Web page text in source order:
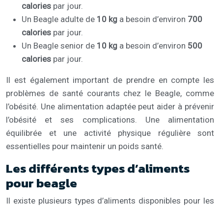
calories par jour.
Un Beagle adulte de 10 kg a besoin d’environ 700
calories par jour.
Un Beagle senior de 10 kg a besoin d’environ 500
calories par jour.
Il est également important de prendre en compte les
problèmes de santé courants chez le Beagle, comme
l’obésité. Une alimentation adaptée peut aider à prévenir
l’obésité et ses complications. Une alimentation
équilibrée et une activité physique régulière sont
essentielles pour maintenir un poids santé.
Les différents types d’aliments
pour beagle
Il existe plusieurs types d’aliments disponibles pour les